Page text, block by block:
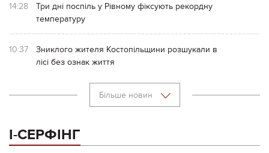
14:28
Три дні поспіль у Рівному фіксують рекордну
температуру
10:37
Зниклого жителя Костопільщини розшукали в
лісі без ознак життя
Більше новин
І-СЕРФІНГ